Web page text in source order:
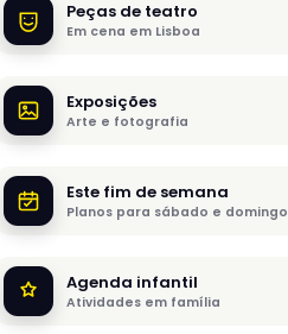
Peças de teatro
Em cena em Lisboa
Exposições
Arte e fotografia
Este fim de semana
Planos para sábado e domingo
Agenda infantil
Atividades em família